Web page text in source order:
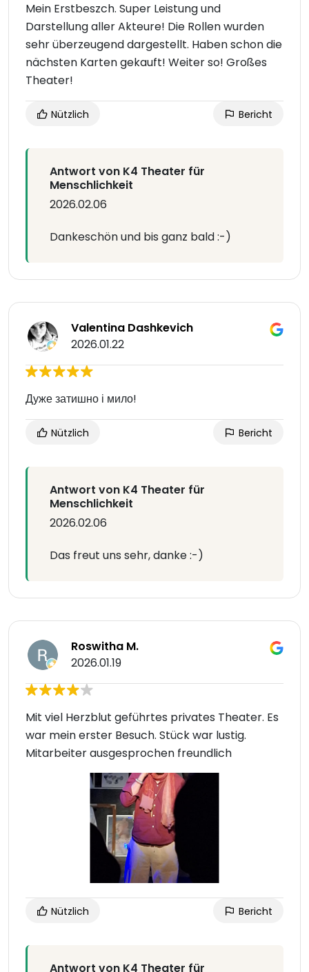
Mein Erstbeszch. Super Leistung und
Darstellung aller Akteure! Die Rollen wurden
sehr überzeugend dargestellt. Haben schon die
nächsten Karten gekauft! Weiter so! Großes
Theater!
Nützlich Bericht
Antwort von K4 Theater für
Menschlichkeit
2026.02.06
Dankeschön und bis ganz bald :-)
Valentina Dashkevich
2026.01.22
Дуже затишно і мило!
Nützlich Bericht
Antwort von K4 Theater für
Menschlichkeit
2026.02.06
Das freut uns sehr, danke :-)
Roswitha M.
2026.01.19
Mit viel Herzblut geführtes privates Theater. Es
war mein erster Besuch. Stück war lustig.
Mitarbeiter ausgesprochen freundlich
Nützlich Bericht
Antwort von K4 Theater für